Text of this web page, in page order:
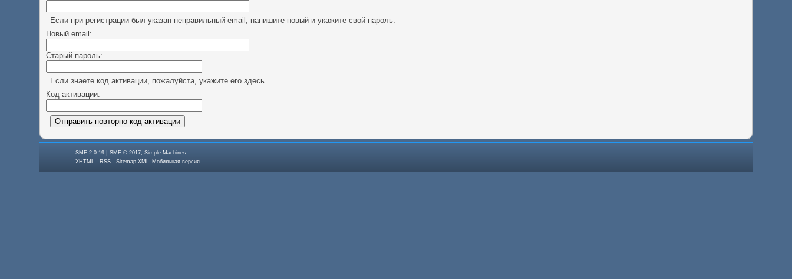
Если при регистрации был указан неправильный email, напишите новый и укажите свой пароль.
Новый email:
Старый пароль:
Если знаете код активации, пожалуйста, укажите его здесь.
Код активации:
SMF 2.0.19| SMF © 2017, Simple Machines
XHTML
RSS Sitemap XML Мобильная версия